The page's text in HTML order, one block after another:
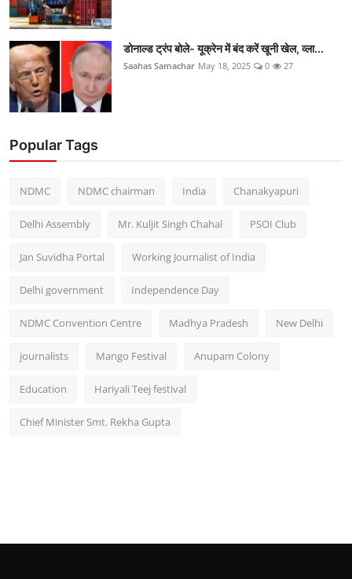
डोनाल्ड ट्रंप बोले- यूक्रेन में बंद करें खूनी खेल, व्ला...
Saahas Samachar May 18, 2025 0 27
Popular Tags
NDMC NDMC chairman India Chanakyapuri
Delhi Assembly Mr. Kuljit Singh Chahal PSOI Club
Jan Suvidha Portal Working Journalist of India
Delhi government Independence Day
NDMC Convention Centre Madhya Pradesh New Delhi
journalists Mango Festival Anupam Colony
Education Hariyali Teej festival
Chief Minister Smt. Rekha Gupta